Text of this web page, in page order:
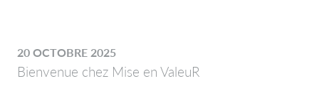
20 OCTOBRE 2025
Bienvenue chez Mise en ValeuR